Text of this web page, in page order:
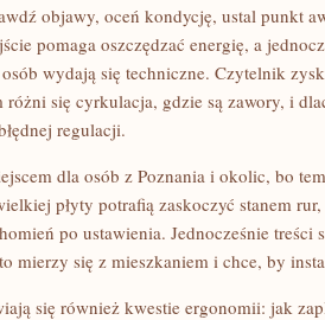
objawy, oceń kondycję, ustal punkt
pomaga oszczędzać energię, a
wydają się techniczne. Czytelnik
się cyrkulacja, gdzie są zawory, i
regulacji.
dla osób z Poznania i okolic, bo
płyty potrafią zaskoczyć stanem
po ustawienia. Jednocześnie treści
mierzy się z mieszkaniem i chce, by
się również kwestie ergonomii: jak